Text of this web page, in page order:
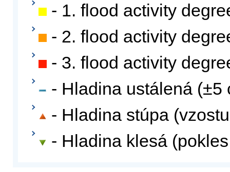
- 1. flood activity
- 2. flood activity
- 3. flood activity
- Hladina ustálená (±5
- Hladina stúpa
- Hladina klesá